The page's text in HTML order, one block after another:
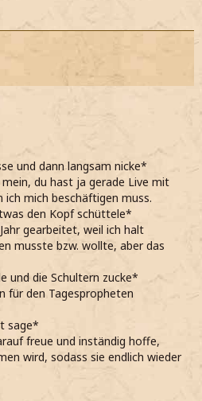
und dann langsam nicke*
mein, du hast ja gerade Live mit
mich beschäftigen muss.
den Kopf schüttele*
gearbeitet, weil ich halt
musste bzw. wollte, aber das
und die Schultern zucke*
für den Tagespropheten
sage*
freue und inständig hoffe,
wird, sodass sie endlich wieder